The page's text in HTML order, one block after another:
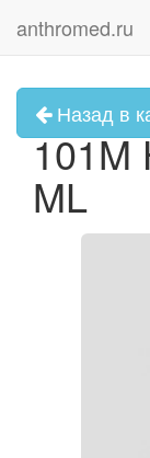
anthromed.ru
Назад в
101M
ML